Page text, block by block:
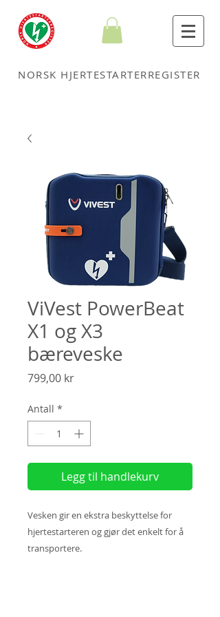
NORSK HJERTESTARTERREGISTER
ViVest PowerBeat
X1 og X3
bæreveske
799,00 krPris
Antall *
Legg til handlekurv
Vesken gir en ekstra beskyttelse for
hjertestarteren og gjør det enkelt for å
transportere.